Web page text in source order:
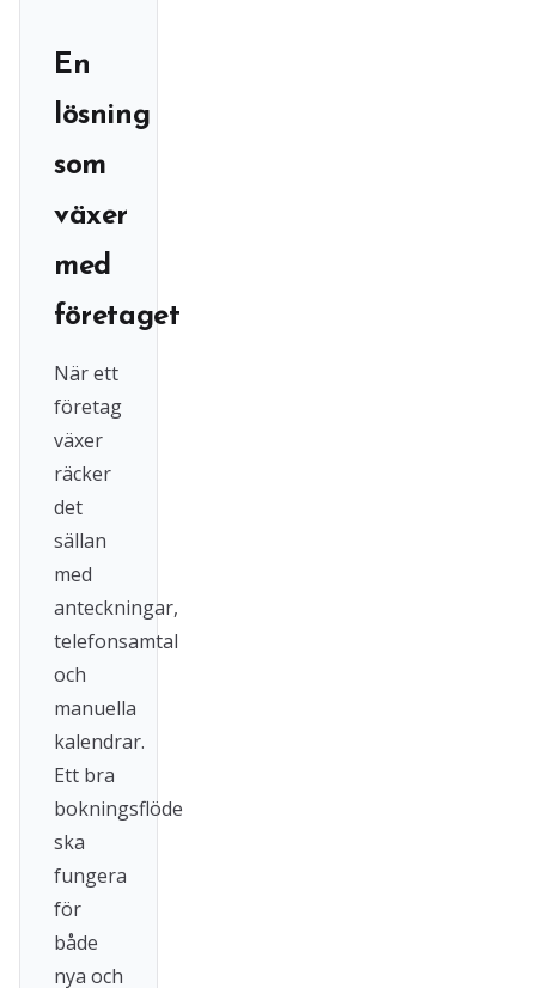
En
lösning
som
växer
med
företaget
När ett
företag
växer
räcker
det
sällan
med
anteckningar,
telefonsamtal
och
manuella
kalendrar.
Ett bra
bokningsflöde
ska
fungera
för
både
nya och